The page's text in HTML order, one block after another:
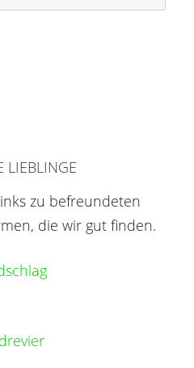
LIEBLINGE
zu befreundeten
die wir gut finden.